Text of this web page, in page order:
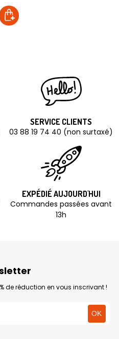
SERVICE CLIENTS
03 88 19 74 40 (non surtaxé)
EXPÉDIÉ AUJOURD'HUI
Commandes passées avant
13h
de réduction en vous inscrivant !